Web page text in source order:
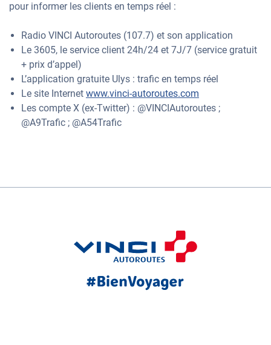
pour informer les clients en temps réel :
Radio VINCI Autoroutes (107.7) et son application
Le 3605, le service client 24h/24 et 7J/7 (service gratuit
+ prix d’appel)
L’application gratuite Ulys : trafic en temps réel
Le site Internet www.vinci-autoroutes.com
Les compte X (ex-Twitter) : @VINCIAutoroutes ;
@A9Trafic ; @A54Trafic